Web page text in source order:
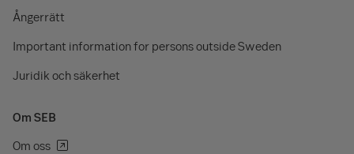
Ångerrätt
Important information for persons outside Sweden
Juridik och säkerhet
Om SEB
Om oss